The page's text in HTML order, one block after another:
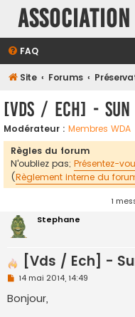
Association
FAQ
Site Forums
[Vds / Ech] - Sun
Modérateur : Membres WDA
Règles du forum
N'oubliez pas; Présentez-
(Règlement interne du
1
Stephane
[Vds / Ech] -
M
s
s
14 mai 2014, 14:49
Bonjour,